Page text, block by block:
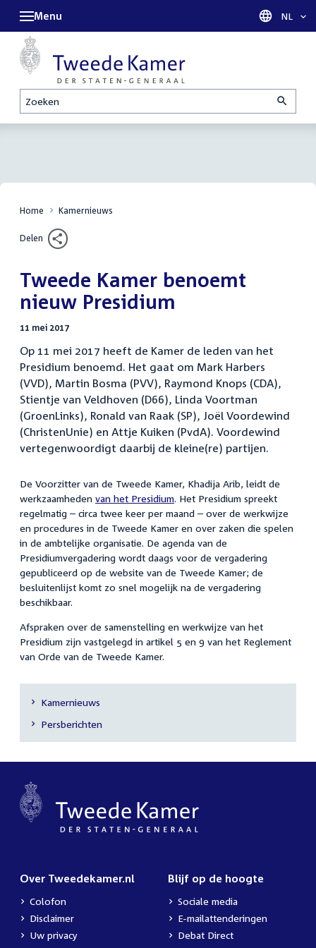
Zoeken
Menu Taal
NL
Home Kamernieuws
Delen
Tweede Kamer benoemt
nieuw Presidium
11 mei 2017
Op 11 mei 2017 heeft de Kamer de leden van het
Presidium benoemd. Het gaat om Mark Harbers
(VVD), Martin Bosma (PVV), Raymond Knops (CDA),
Stientje van Veldhoven (D66), Linda Voortman
(GroenLinks), Ronald van Raak (SP), Joël Voordewind
(ChristenUnie) en Attje Kuiken (PvdA). Voordewind
vertegenwoordigt daarbij de kleine(re) partijen.
De Voorzitter van de Tweede Kamer, Khadija Arib, leidt de
werkzaamheden van het Presidium. Het Presidium spreekt
regelmatig – circa twee keer per maand – over de werkwijze
en procedures in de Tweede Kamer en over zaken die spelen
in de ambtelijke organisatie. De agenda van de
Presidiumvergadering wordt daags voor de vergadering
gepubliceerd op de website van de Tweede Kamer; de
besluitenlijst komt zo snel mogelijk na de vergadering
beschikbaar.
Afspraken over de samenstelling en werkwijze van het
Presidium zijn vastgelegd in artikel 5 en 9 van het Reglement
van Orde van de Tweede Kamer.
Secundaire
navigatie
Kamernieuws
Persberichten
Over Tweedekamer.nl
Colofon
Disclaimer
Uw privacy
Blijf op de hoogte
Sociale media
E-mailattenderingen
Debat Direct